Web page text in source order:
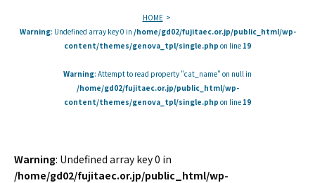
HOME
Warning: Undefined array key 0 in /home/gd02/fujitaec.or.jp/public_html/wp-
content/themes/genova_tpl/single.php on line 19
Warning: Attempt to read property "cat_name" on null in
/home/gd02/fujitaec.or.jp/public_html/wp-
content/themes/genova_tpl/single.php on line 19
Warning: Undefined array key 0 in
/home/gd02/fujitaec.or.jp/public_html/wp-